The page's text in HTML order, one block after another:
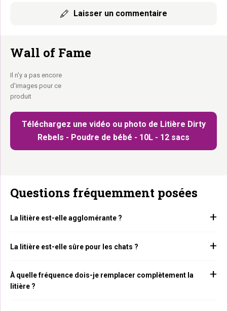
Laisser un commentaire
Wall of Fame
Téléchargez une vidéo ou photo de Litière Dirty
Rebels - Poudre de bébé - 10L - 12 sacs
Il n'y a pas encore
d'images pour ce
produit
Questions fréquemment posées
La litière est-elle agglomérante ?
La litière est-elle sûre pour les chats ?
À quelle fréquence dois-je remplacer complètement la
litière ?